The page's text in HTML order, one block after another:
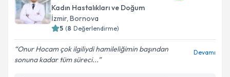
Kadın Hastalıkları ve Doğum
İzmir, Bornova
5 (8 Değerlendirme)
Onur Hocam çok ilgiliydi hamileliğimin başından
sonuna kadar tüm süreci...
Devamı